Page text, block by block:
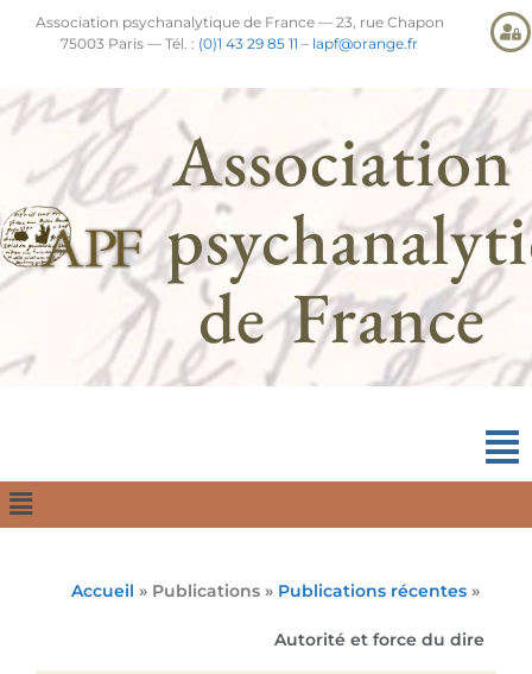
Association psychanalytique de France — 23, rue Chapon
75003 Paris — Tél. : (0)1 43 29 85 11 – lapf@orange.fr
Association
de France
Accueil » Publications » Publications récentes »
Autorité et force du dire